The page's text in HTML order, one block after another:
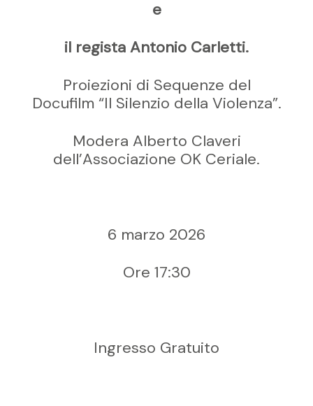
e
il regista Antonio Carletti.
Proiezioni di Sequenze del
Docufilm “Il Silenzio della Violenza”.
Modera Alberto Claveri
dell’Associazione OK Ceriale.
6 marzo 2026
Ore 17:30
Ingresso Gratuito